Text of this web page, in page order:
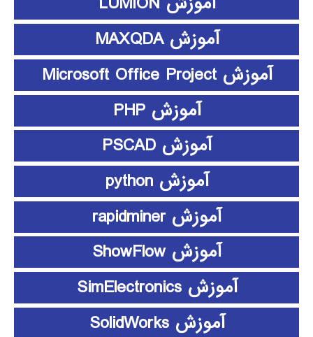
آموزش MAXQDA
آموزش Microsoft Office Project
آموزش PHP
آموزش PSCAD
آموزش python
آموزش rapidminer
آموزش ShowFlow
آموزش SimElectronics
آموزش SolidWorks